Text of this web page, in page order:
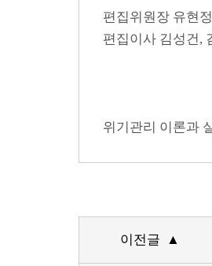
편집위원장 유현정
편집이사 김성건,
위기관리 이론과
이전글 ▲